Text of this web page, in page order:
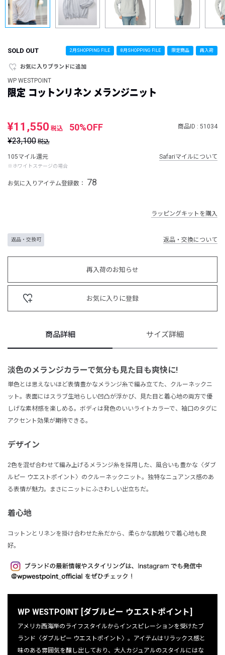
SOLD OUT 再入荷
限定商品
8月SHOPPING FILE
2月SHOPPING FILE
お気に入りブランドに追加
WP WESTPOINT
限定 コットンリネン メランジニット
¥11,550 税込 50%OFF 商品ID : 51034
¥23,100 税込
105マイル還元
※ホワイトステージの場合
Safariマイルについて
お気に入りアイテム登録数： 78
ラッピングキットを購入
返品・交換可 返品・交換について
再入荷のお知らせ
お気に入りに登録
商品詳細 サイズ詳細
淡色のメランジカラーで気分も見た目も爽快に!
単色とは思えないほど表情豊かなメランジ糸で編み立てた、クルーネックニ
ット。表面にはスラブ生地らしい凹凸が浮かび、見た目と着心地の両方で優
しげな素材感を楽しめる。ボディは発色のいいライトカラーで、袖口のタグに
アクセント効果が期待できる。
デザイン
2色を混ぜ合わせて編み上げるメランジ糸を採用した、風合いも豊かな〈ダブ
ルピー ウエストポイント〉のクルーネックニット。独特なニュアンス感のあ
る表情が魅力。まさにニットにふさわしい出立ちだ。
着心地
コットンとリネンを掛け合わせた糸だから、柔らかな肌触りで着心地も良
好。
WP WESTPOINT [ダブルピー ウエストポイント]
アメリカ西海岸のライフスタイルからインスピレーションを受けたブ
ランド〈ダブルピー ウエストポイント〉。アイテムはリラックス感と
味のある雰囲気を醸し出しており、大人カジュアルのスタイルにはな